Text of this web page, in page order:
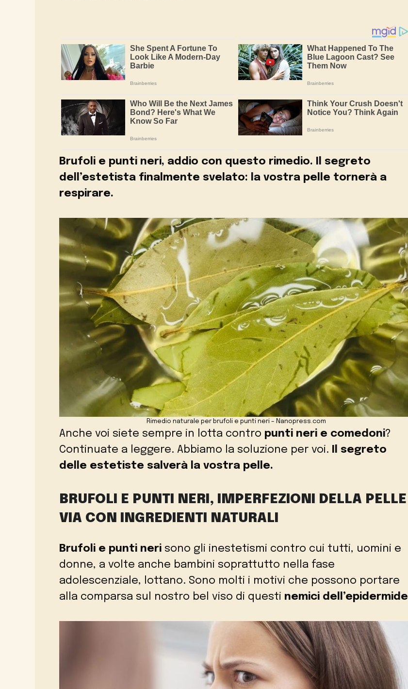
Brufoli e punti neri, addio con questo rimedio. Il segreto
dell’estetista finalmente svelato: la vostra pelle tornerà a
respirare.
Rimedio naturale per brufoli e punti neri – Nanopress.com
Anche voi siete sempre in lotta contro punti neri e comedoni?
Continuate a leggere. Abbiamo la soluzione per voi. Il segreto
delle estetiste salverà la vostra pelle.
BRUFOLI E PUNTI NERI, IMPERFEZIONI DELLA PELLE
VIA CON INGREDIENTI NATURALI
Brufoli e punti neri sono gli inestetismi contro cui tutti, uomini e
donne, a volte anche bambini soprattutto nella fase
adolescenziale, lottano. Sono molti i motivi che possono portare
alla comparsa sul nostro bel viso di questi nemici dell’epidermide